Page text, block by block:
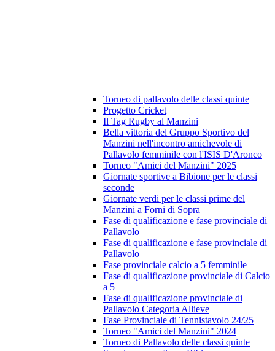
Torneo di pallavolo delle classi quinte
Progetto Cricket
Il Tag Rugby al Manzini
Bella vittoria del Gruppo Sportivo del
Manzini nell'incontro amichevole di
Pallavolo femminile con l'ISIS D'Aronco
Torneo "Amici del Manzini" 2025
Giornate sportive a Bibione per le classi
seconde
Giornate verdi per le classi prime del
Manzini a Forni di Sopra
Fase di qualificazione e fase provinciale di
Pallavolo
Fase di qualificazione e fase provinciale di
Pallavolo
Fase provinciale calcio a 5 femminile
Fase di qualificazione provinciale di Calcio
a 5
Fase di qualificazione provinciale di
Pallavolo Categoria Allieve
Fase Provinciale di Tennistavolo 24/25
Torneo "Amici del Manzini" 2024
Torneo di Pallavolo delle classi quinte